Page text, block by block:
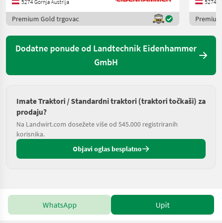
5274 Gornja Austrija
Premium Gold trgovac
5274
Dodatne ponude od Landtechnik Eidenhammer
GmbH
Imate Traktori / Standardni traktori (traktori točkaši) za
prodaju?
Na Landwirt.com dosežete više od 545.000 registriranih
korisnika.
Objavi oglas besplatno
WhatsApp Upit